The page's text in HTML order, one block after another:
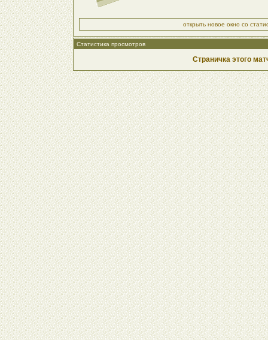
открыть новое окно со
Статистика просмотров
Страничка этого